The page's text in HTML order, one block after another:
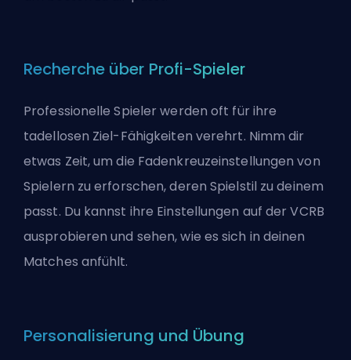
Recherche über Profi-Spieler
Professionelle Spieler werden oft für ihre
tadellosen Ziel-Fähigkeiten verehrt. Nimm dir
etwas Zeit, um die Fadenkreuzeinstellungen von
Spielern zu erforschen, deren Spielstil zu deinem
passt. Du kannst ihre Einstellungen auf der VCRB
ausprobieren und sehen, wie es sich in deinen
Matches anfühlt.
Personalisierung und Übung